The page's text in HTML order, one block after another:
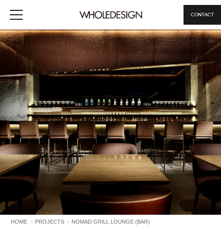
CONTACT
HOME PROJECTS NOMAD GRILL LOUNGE (BAR)